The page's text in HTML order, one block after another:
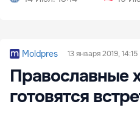
Moldpres 13 января 2019, 14:15
Православные
готовятся